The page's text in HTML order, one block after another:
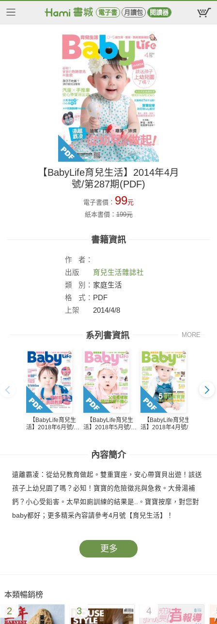
電子書 月讀包 閱讀器
【BabyLife育兒生活】2014年4月
號/第287期(PDF)
電子書價： 99元
紙本書價：199元
書籍資訊
作
者：
出版
社：
育兒生活雜誌社
類
別： 家庭生活
格
式： PDF
上架
2014/4/8
系列書資訊 MORE
【BabyLife育兒生
活】2018年6月號/第
【BabyLife育兒生
活】2018年5月號/第
【BabyLife育兒生
活】2018年4月號/第
內容簡介
遠離霸凌：從幼兒教育做起。雙重寶座，安心帶寶貝出遊！該送
孩子上幼兒園了嗎？必知！寶寶的危險徵兆與急救。大骨湯補
鈣？小心受鉛害。太早如廁訓練的結果是..。寶寶按摩，對您對
baby都好；更多精采內容請參考4月號【育兒生活】！
更多
本類暢銷榜
2 3 4